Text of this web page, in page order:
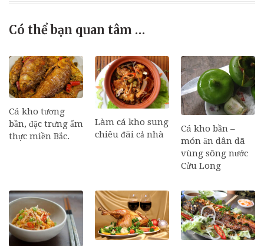
Có thể bạn quan tâm …
Cá kho tương
bần, đặc trưng ẩm
thực miền Bắc.
Làm cá kho sung
chiêu đãi cả nhà
Cá kho bần –
món ăn dân dã
vùng sông nước
Cửu Long